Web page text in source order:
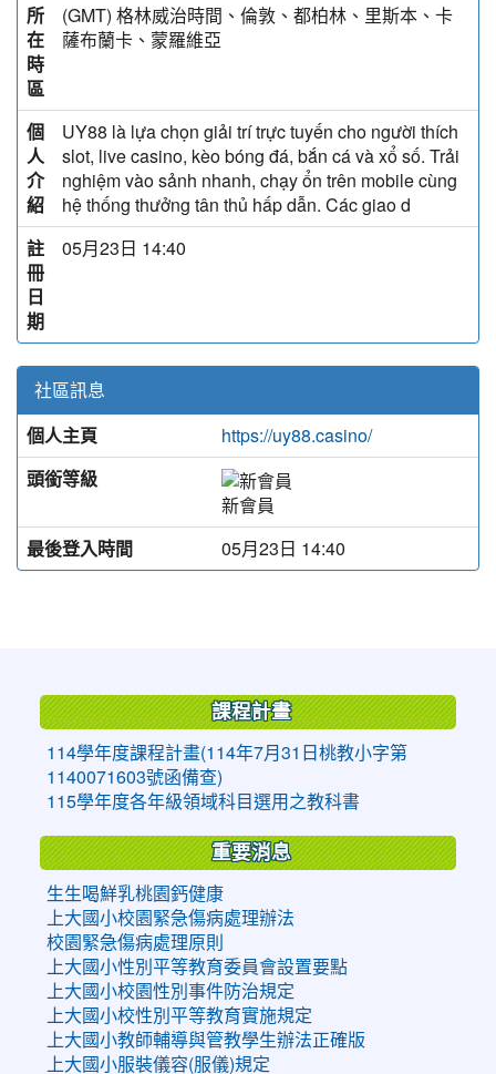
所
在
時
區
(GMT) 格林威治時間、倫敦、都柏林、里斯本、卡
薩布蘭卡、蒙羅維亞
個
人
介
紹
UY88 là lựa chọn giải trí trực tuyến cho người thích
slot, live casino, kèo bóng đá, bắn cá và xổ số. Trải
nghiệm vào sảnh nhanh, chạy ổn trên mobile cùng
hệ thống thưởng tân thủ hấp dẫn. Các giao d
註
冊
日
期
05月23日 14:40
社區訊息
個人主頁
https://uy88.casino/
頭銜等級
新會員
最後登入時間
05月23日 14:40
課程計畫
114學年度課程計畫(114年7月31日桃教小字第
1140071603號函備查)
115學年度各年級領域科目選用之教科書
重要消息
生生喝鮮乳桃園鈣健康
上大國小校園緊急傷病處理辦法
校園緊急傷病處理原則
上大國小性別平等教育委員會設置要點
上大國小校園性別事件防治規定
上大國小校性別平等教育實施規定
上大國小教師輔導與管教學生辦法正確版
上大國小服裝儀容(服儀)規定